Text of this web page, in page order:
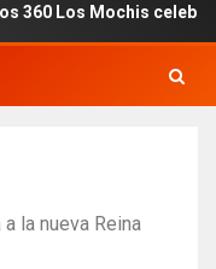
celebra 7mo.
la nueva Reina